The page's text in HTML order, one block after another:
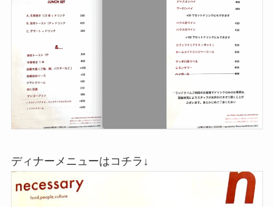
ディナーメニューはコチラ↓